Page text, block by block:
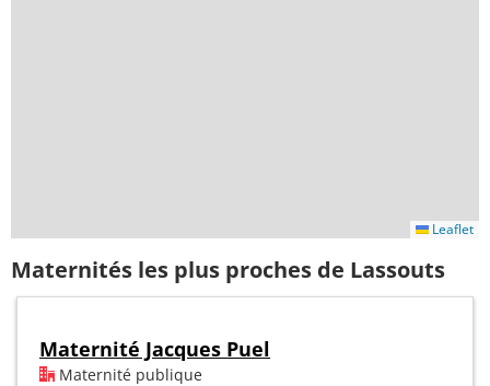
Leaflet
Maternités les plus proches de Lassouts
Maternité Jacques Puel
Maternité publique